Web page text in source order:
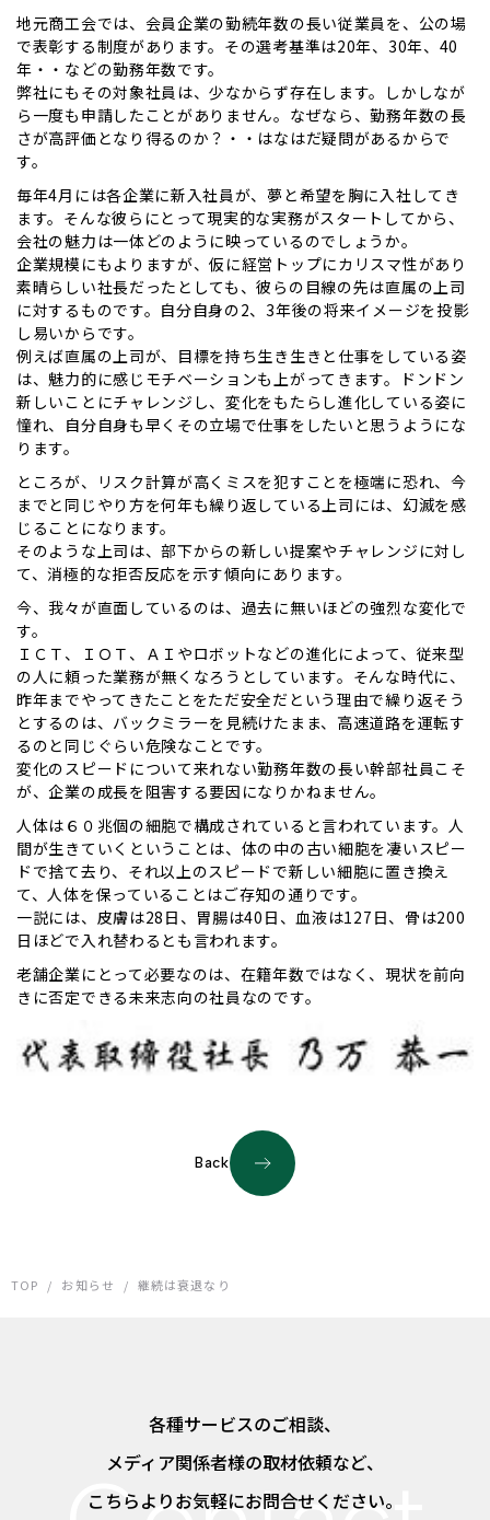
地元商工会では、会員企業の勤続年数の長い従業員を、公の場
で表彰する制度があります。その選考基準は20年、30年、40
年・・などの勤務年数です。
弊社にもその対象社員は、少なからず存在します。しかしなが
ら一度も申請したことがありません。なぜなら、勤務年数の長
さが高評価となり得るのか？・・はなはだ疑問があるからで
す。
毎年4月には各企業に新入社員が、夢と希望を胸に入社してき
ます。そんな彼らにとって現実的な実務がスタートしてから、
会社の魅力は一体どのように映っているのでしょうか。
企業規模にもよりますが、仮に経営トップにカリスマ性があり
素晴らしい社長だったとしても、彼らの目線の先は直属の上司
に対するものです。自分自身の2、3年後の将来イメージを投影
し易いからです。
例えば直属の上司が、目標を持ち生き生きと仕事をしている姿
は、魅力的に感じモチベーションも上がってきます。ドンドン
新しいことにチャレンジし、変化をもたらし進化している姿に
憧れ、自分自身も早くその立場で仕事をしたいと思うようにな
ります。
ところが、リスク計算が高くミスを犯すことを極端に恐れ、今
までと同じやり方を何年も繰り返している上司には、幻滅を感
じることになります。
そのような上司は、部下からの新しい提案やチャレンジに対し
て、消極的な拒否反応を示す傾向にあります。
今、我々が直面しているのは、過去に無いほどの強烈な変化で
す。
ＩＣＴ、ＩＯＴ、ＡＩやロボットなどの進化によって、従来型
の人に頼った業務が無くなろうとしています。そんな時代に、
昨年までやってきたことをただ安全だという理由で繰り返そう
とするのは、バックミラーを見続けたまま、高速道路を運転す
るのと同じぐらい危険なことです。
変化のスピードについて来れない勤務年数の長い幹部社員こそ
が、企業の成長を阻害する要因になりかねません。
人体は６０兆個の細胞で構成されていると言われています。人
間が生きていくということは、体の中の古い細胞を凄いスピー
ドで捨て去り、それ以上のスピードで新しい細胞に置き換え
て、人体を保っていることはご存知の通りです。
一説には、皮膚は28日、胃腸は40日、血液は127日、骨は200
日ほどで入れ替わるとも言われます。
老舗企業にとって必要なのは、在籍年数ではなく、現状を前向
きに否定できる未来志向の社員なのです。
Back
TOP / お知らせ / 継続は衰退なり
各種サービスのご相談、
メディア関係者様の取材依頼など、
こちらよりお気軽にお問合せください。